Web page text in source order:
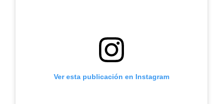
Ver esta publicación en Instagram